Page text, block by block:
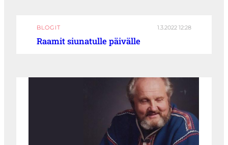
BLOGIT 1.3.2022 12:28
Raamit siunatulle päivälle